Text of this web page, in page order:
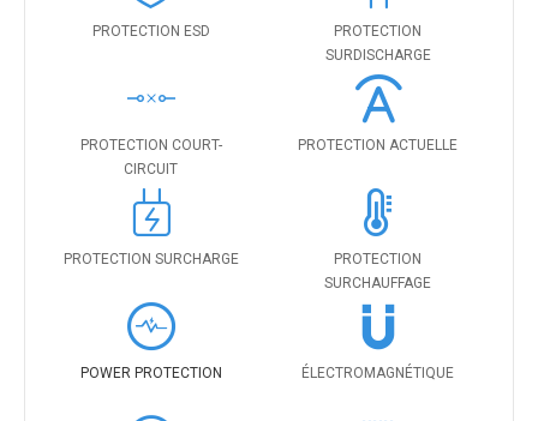
PROTECTION ESD
PROTECTION
SURDISCHARGE
PROTECTION COURT-
CIRCUIT
PROTECTION ACTUELLE
PROTECTION SURCHARGE
PROTECTION
SURCHAUFFAGE
POWER PROTECTION ÉLECTROMAGNÉTIQUE